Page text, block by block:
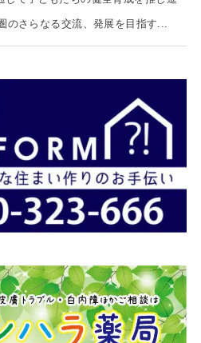
のさらなる交流、発展を目指す...